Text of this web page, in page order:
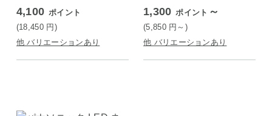
4,100 ポイント
(18,450 円 )
他 バリエーションあり
1,300 ポイント ～
(5,850 円 ～)
他 バリエーションあり